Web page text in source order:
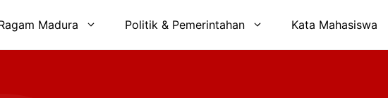
Madura Politik & Pemerintahan Kata Mahasiswa